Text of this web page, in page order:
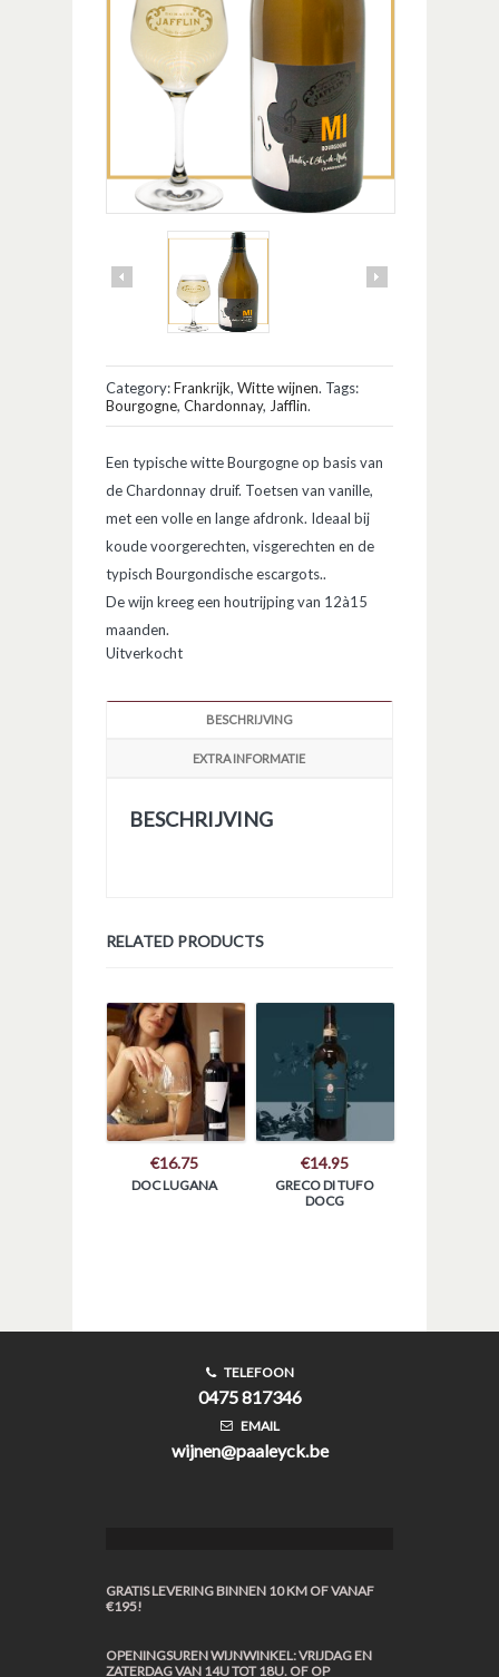
Category:Frankrijk, Witte wijnen. Tags:
Bourgogne, Chardonnay, Jafflin.
Een typische witte Bourgogne op basis van
de Chardonnay druif. Toetsen van vanille,
met een volle en lange afdronk. Ideaal bij
koude voorgerechten, visgerechten en de
typisch Bourgondische escargots..
De wijn kreeg een houtrijping van 12à15
maanden.
Uitverkocht
BESCHRIJVING
EXTRA INFORMATIE
BESCHRIJVING
RELATED PRODUCTS
€16.75
DOC LUGANA
€14.95
GRECO DI TUFO
DOCG
TELEFOON
0475 817346
EMAIL
wijnen@paaleyck.be
GRATIS LEVERING BINNEN 10 KM OF VANAF
€195!
OPENINGSUREN WIJNWINKEL: VRIJDAG EN
ZATERDAG VAN 14U TOT 18U. OF OP